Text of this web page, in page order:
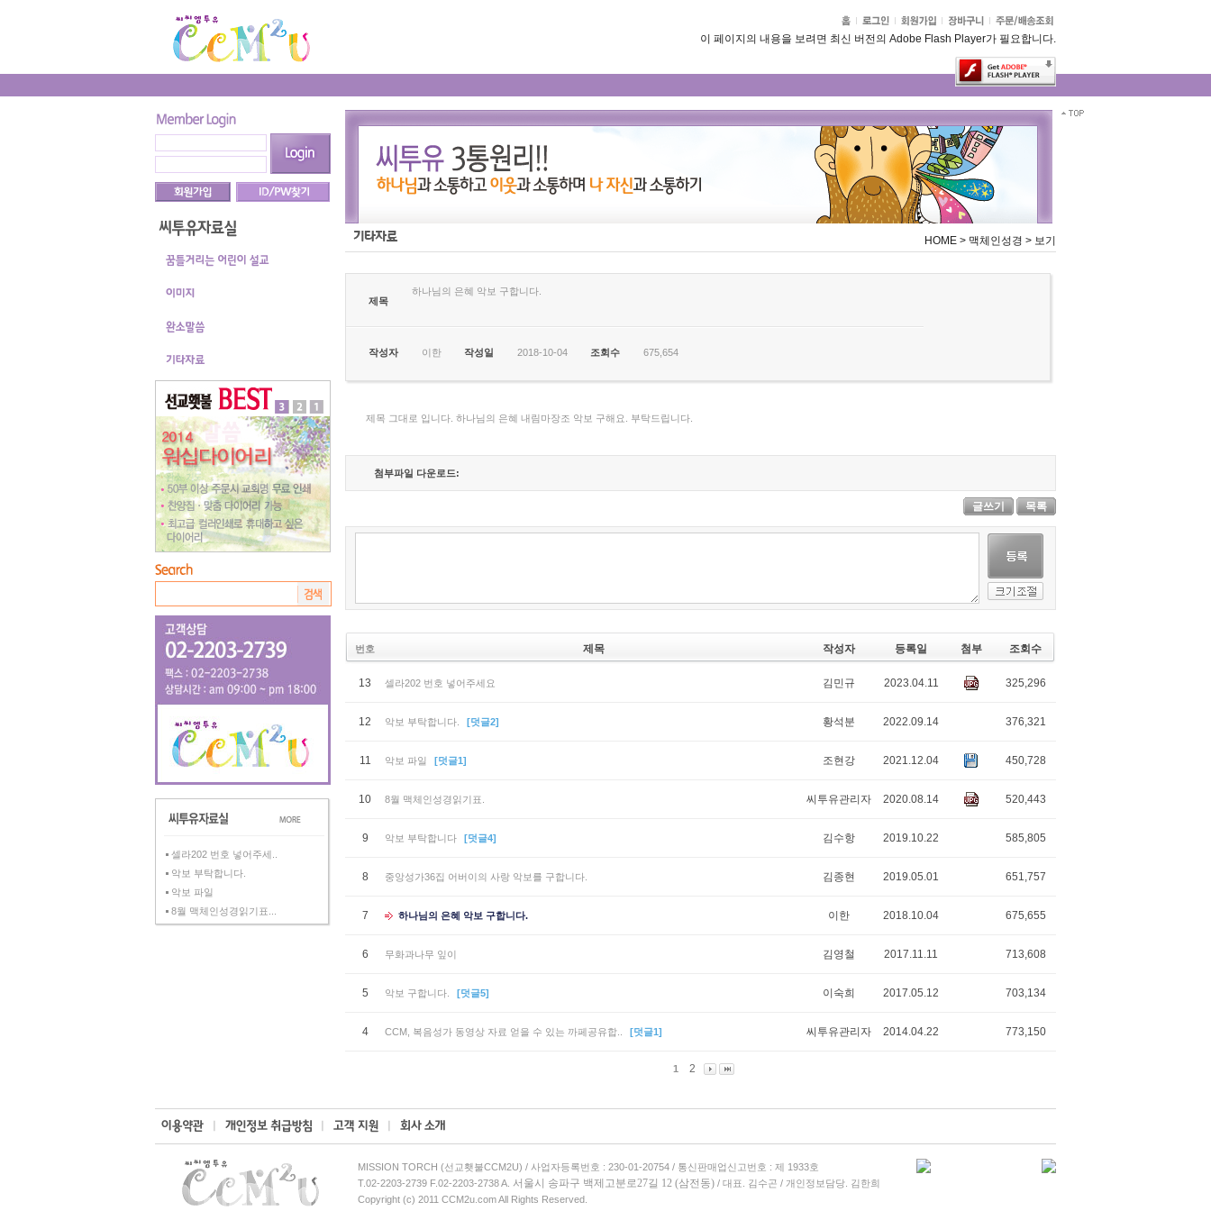
이 페이지의 내용을 보려면 최신 버전의 Adobe Flash Player가 필요합니다.
셀라202 번호 넣어주세..
악보 부탁합니다.
악보 파일
8월 맥체인성경읽기표...
HOME > 맥체인성경 > 보기
제목
하나님의 은혜 악보 구합니다.
작성자 이한 작성일 2018-10-04 조회수 675,654
제목 그대로 입니다. 하나님의 은혜 내림마장조 악보 구해요. 부탁드립니다.
첨부파일 다운로드:
글쓰기 목록
번호 제목 작성자 등록일 첨부 조회수
13 셀라202 번호 넣어주세요 김민규 2023.04.11 325,296
12 악보 부탁합니다. [덧글2] 황석분 2022.09.14 376,321
11 악보 파일 [덧글1] 조현강 2021.12.04 450,728
10 8월 맥체인성경읽기표. 씨투유관리자 2020.08.14 520,443
9 악보 부탁합니다 [덧글4] 김수항 2019.10.22 585,805
8 중앙성가36집 어버이의 사랑 악보를 구합니다. 김종현 2019.05.01 651,757
7 하나님의 은혜 악보 구합니다. 이한 2018.10.04 675,655
6 무화과나무 잎이 김영철 2017.11.11 713,608
5 악보 구합니다. [덧글5] 이숙희 2017.05.12 703,134
4 CCM, 복음성가 동영상 자료 얻을 수 있는 까페공유합.. [덧글1] 씨투유관리자 2014.04.22 773,150
1 2
MISSION TORCH (선교횃불CCM2U) / 사업자등록번호 : 230-01-20754 / 통신판매업신고번호 : 제 1933호
T.02-2203-2739 F.02-2203-2738 A. 서울시 송파구 백제고분로27길 12 (삼전동) / 대표. 김수곤 / 개인정보담당. 김한희
Copyright (c) 2011 CCM2u.com All Rights Reserved.